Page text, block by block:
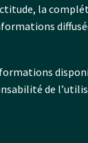
la
de